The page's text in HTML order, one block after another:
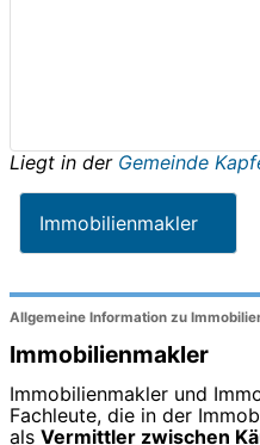
Liegt in der Gemeinde
Immobilienmakler
Allgemeine Information zu
Immobilienmakler
Immobilienmakler und
Fachleute, die in der
als Vermittler zwischen